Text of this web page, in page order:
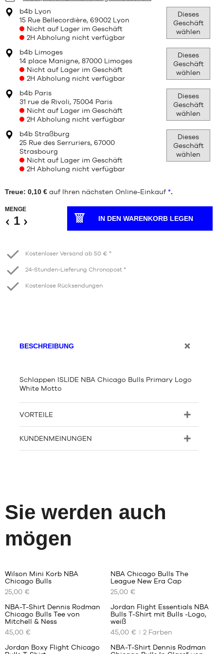
KIND
RELEASES
Neun
b4b Lyon
15 Rue Bellecordière, 69002 Lyon
Nicht auf Lager im Geschäft
2H Abholung nicht verfügbar
Dieses
Geschäft
wählen
b4b Limoges
14 place Manigne, 87000 Limoges
Nicht auf Lager im Geschäft
2H Abholung nicht verfügbar
Dieses
Geschäft
wählen
b4b Paris
31 rue de Rivoli, 75004 Paris
Nicht auf Lager im Geschäft
2H Abholung nicht verfügbar
Dieses
Geschäft
wählen
b4b Straßburg
25 Rue des Serruriers, 67000
Strasbourg
Nicht auf Lager im Geschäft
2H Abholung nicht verfügbar
Dieses
Geschäft
wählen
Treue: 0,10 € auf Ihren nächsten Online-Einkauf *.
MENGE
IN DEN WARENKORB LEGEN
Kostenloser Versand ab 50 € *
24-Stunden-Lieferung Chronopost *
Kostenlose Rücksendungen
BESCHREIBUNG
Schlappen ISLIDE NBA Chicago Bulls Primary Logo
White Motto
VORTEILE
KUNDENMEINUNGEN
Sie werden auch
mögen
UNSERE
VERFÜGBAREN
Einheitsgröße
Wilson Mini Korb NBA
Chicago Bulls
25,00 €
UNSERE
VERFÜGBAREN
Einheitsgröße
NBA Chicago Bulls The
League New Era Cap
25,00 €
UNSERE
GRÖSSEN
NBA-T-Shirt Dennis Rodman
Chicago Bulls Tee von
Mitchell & Ness
45,00 €
UNSERE
GRÖSSEN
Jordan Flight Essentials NBA
Bulls T-Shirt mit Bulls -Logo,
weiß
45,00 €
2 Farben
Jordan Boxy Flight Chicago
NBA-T-Shirt Dennis Rodman